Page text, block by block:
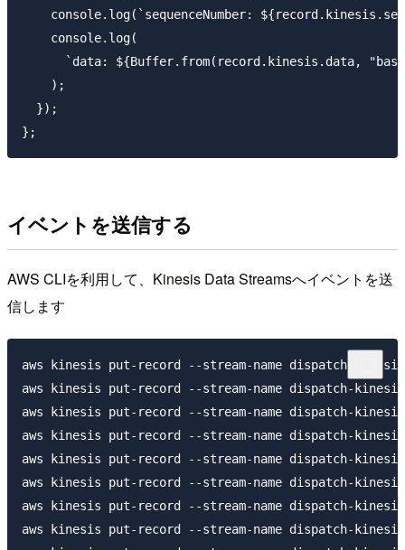
console.log(`sequenceNumber:
    console.log(
`data: ${Buffer.from(record.kinesis.data,
    );
  });
イベントを送信する
AWS CLIを利用して、Kinesis Data Streamsへイベントを送
信します
aws kinesis put-record --stream-name dispatch-
aws kinesis put-record --stream-name dispatch-
aws kinesis put-record --stream-name dispatch-
aws kinesis put-record --stream-name dispatch-
aws kinesis put-record --stream-name dispatch-
aws kinesis put-record --stream-name dispatch-
aws kinesis put-record --stream-name dispatch-
aws kinesis put-record --stream-name dispatch-